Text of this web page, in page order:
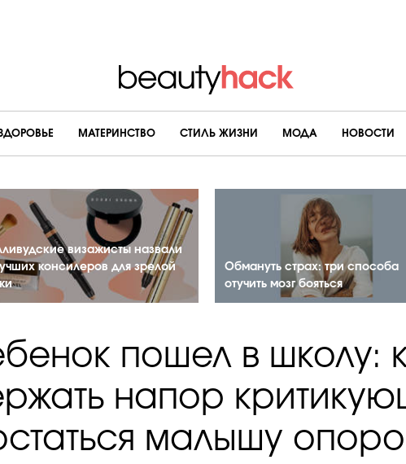
МАТЕРИНСТВО CТИЛЬ ЖИЗНИ МОДА НОВОСТИ
визажисты назвали
консилеров для зрелой
Обмануть страх: три способа
отучить мозг бояться
пошел в школу:
напор
малышу